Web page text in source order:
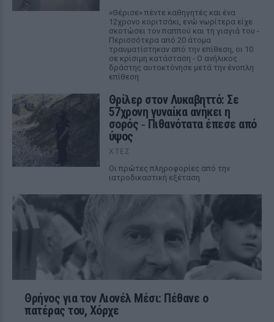
«Θέρισε» πέντε καθηγητές και ένα
12χρονο κοριτσάκι, ενώ νωρίτερα είχε
σκοτώσει τον παππού και τη γιαγιά του -
Περισσότερα από 20 άτομα
τραυματίστηκαν από την επίθεση, οι 10
σε κρίσιμη κατάσταση - Ο ανήλικος
δράστης αυτοκτόνησε μετά την ένοπλη
επίθεση
Θρίλερ στον Λυκαβηττό: Σε
57χρονη γυναίκα ανήκει η
σορός ‑ Πιθανότατα έπεσε από
ύψος
ΧΤΕΣ
Οι πρώτες πληροφορίες από την
ιατροδικαστική εξέταση
Θρήνος για τον Λιονέλ Μέσι: Πέθανε ο
πατέρας του, Χόρχε